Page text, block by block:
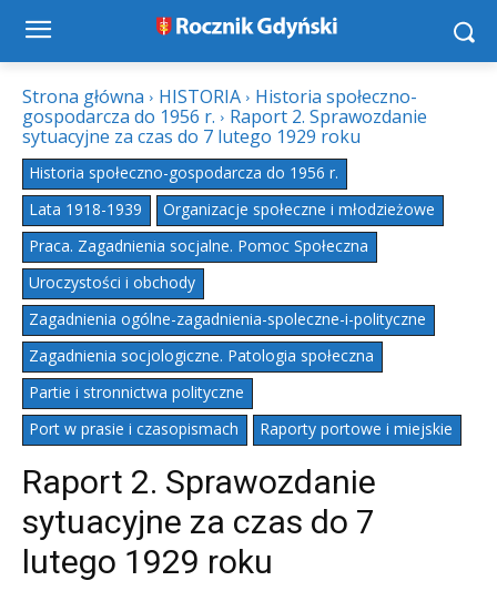
Strona główna HISTORIA
Historia społeczno-
gospodarcza do 1956 r.
Raport 2. Sprawozdanie
sytuacyjne za czas do 7 lutego 1929 roku
Historia społeczno-gospodarcza do 1956 r.
Lata 1918-1939
Organizacje społeczne i młodzieżowe
Praca. Zagadnienia socjalne. Pomoc Społeczna
Uroczystości i obchody
Zagadnienia ogólne-zagadnienia-spoleczne-i-polityczne
Zagadnienia socjologiczne. Patologia społeczna
Partie i stronnictwa polityczne
Port w prasie i czasopismach
Raporty portowe i miejskie
Raport 2. Sprawozdanie
sytuacyjne za czas do 7
lutego 1929 roku